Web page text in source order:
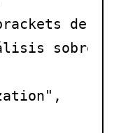
de
sobre